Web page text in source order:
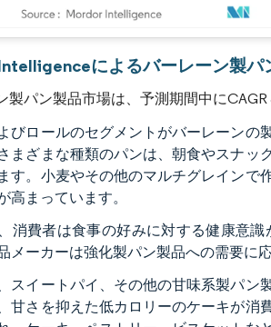
によるバーレーン製パ
製パン製品市場は、予測期間中にCAGR
びロールのセグメントがバーレーンの
まざまな種類のパンは、朝食やスナッ
す。小麦やその他のマルチグレインで
高まっています。
消費者は食事の好みに対する健康意
メーカーは強化製パン製品への需要に
スイートパイ、その他の甘味系製パン
甘さを抑えた低カロリーのケーキが消